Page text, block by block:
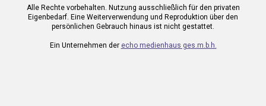
Alle Rechte vorbehalten. Nutzung ausschließlich für den privaten
Eigenbedarf. Eine Weiterverwendung und Reproduktion über den
persönlichen Gebrauch hinaus ist nicht gestattet.
Ein Unternehmen der echo medienhaus ges.m.b.h.